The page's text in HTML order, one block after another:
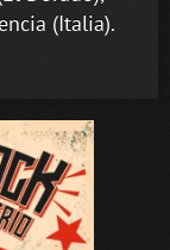
(Italia).